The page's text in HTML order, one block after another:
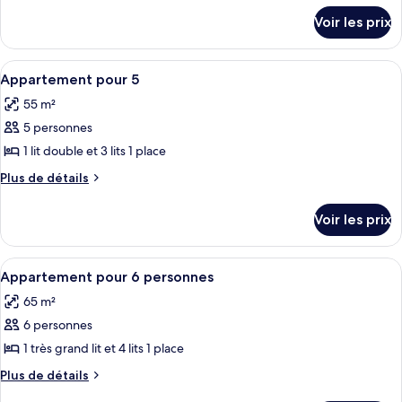
chambre :
Appartement
pour
4
le
type
de
chambre
Appartement
pour
Voir les prix
Afficher
toutes
les
photos
pour
ce
chambre :
Appartement
pour
5
Un salon avec un escalier en bois,
15
Appartement pour 5
55 m²
5 personnes
1 lit double et 3 lits 1 place
Plus de détails
Plus
le
type
de
chambre
Appartement
pour
Voir les prix
Afficher
toutes
les
photos
pour
ce
Un espace repas comprenant une
14
Appartement pour 6 personnes
65 m²
6 personnes
1 très grand lit et 4 lits 1 place
Plus de détails
Plus